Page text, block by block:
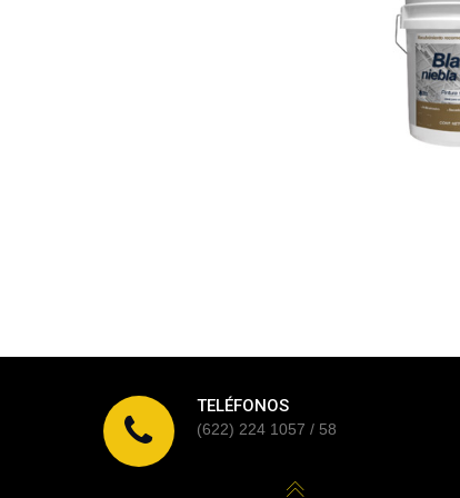
TELÉFONOS
(622) 224 1057 / 58